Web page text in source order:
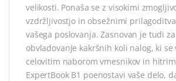
velikosti. Ponaša se z visokimi
vzdržljivostjo in obsežnimi
vašega poslovanja. Zasnovan je tudi
obvladovanje kakršnih koli nalog, ki se
celovitim naborom vmesnikov in hitrim
ExpertBook B1 poenostavi vaše delo,